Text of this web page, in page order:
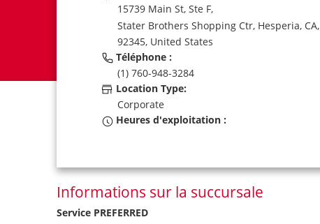
15739 Main St, Ste F,
Stater Brothers Shopping Ctr, Hesperia, CA,
92345, United States
Téléphone :
(1) 760-948-3284
Location Type:
Corporate
Heures d'exploitation :
Informations sur la succursale
Service PREFERRED